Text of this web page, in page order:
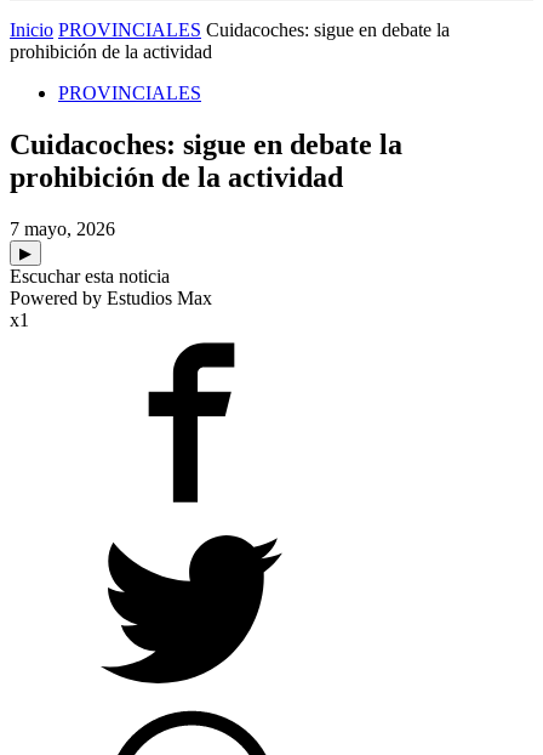
Inicio PROVINCIALES Cuidacoches: sigue en debate la
prohibición de la actividad
PROVINCIALES
Cuidacoches: sigue en debate la
prohibición de la actividad
7 mayo, 2026
▶
Escuchar esta noticia
Powered by Estudios Max
x1